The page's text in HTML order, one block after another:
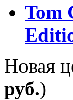
Tom
Новая
руб.)